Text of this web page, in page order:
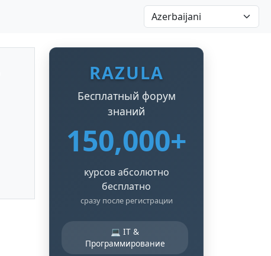
RAZULA
Бесплатный форум
знаний
150,000+
курсов абсолютно
бесплатно
сразу после регистрации
💻 IT &
Программирование